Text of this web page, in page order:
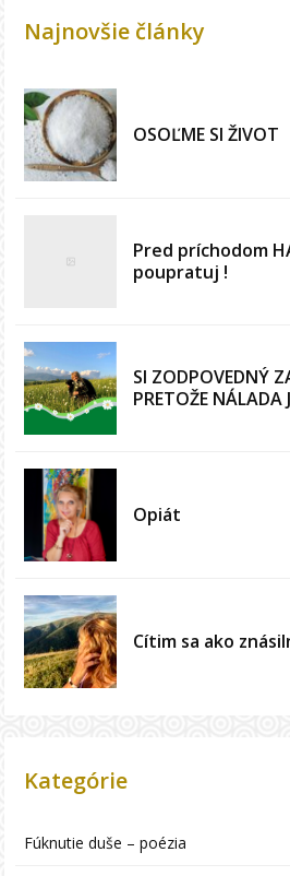
Najnovšie články
OSOĽME SI ŽIVOT
Pred príchodom
poupratuj !
SI ZODPOVEDNÝ
PRETOŽE NÁLADA
Opiát
Cítim sa ako
Kategórie
Fúknutie duše – poézia